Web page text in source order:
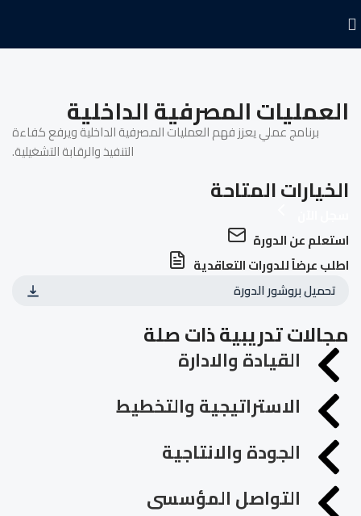
العمليات المصرفية الداخلية
برنامج عملي يعزز فهم العمليات المصرفية الداخلية ويرفع كفاءة
التنفيذ والرقابة التشغيلية.
الخيارات المتاحة
استعلم عن الدورة
اطلب عرضاً للدورات التعاقدية
تحميل بروشور الدورة
مجالات تدريبية ذات صلة
القيادة والادارة
الاستراتيجية والتخطيط
الجودة والانتاجية
التواصل المؤسسى